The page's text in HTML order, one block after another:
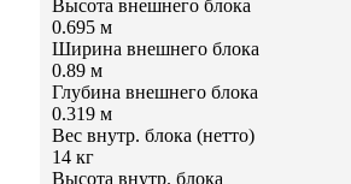
Высота внешнего блока
0.695 м
Ширина внешнего блока
0.89 м
Глубина внешнего блока
0.319 м
Вес внутр. блока (нетто)
14 кг
Высота внутр. блока